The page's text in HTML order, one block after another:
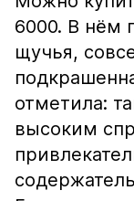
6000. В нём
щучья,
отметила:
высоким